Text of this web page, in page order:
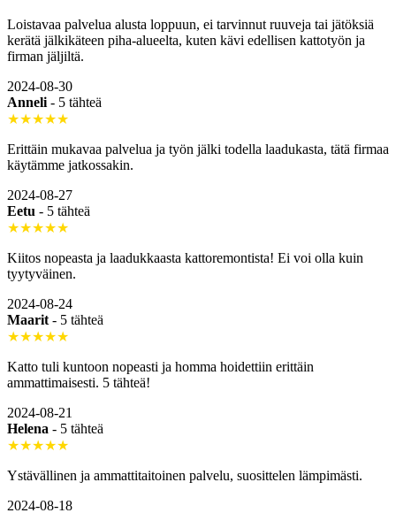
Loistavaa palvelua alusta loppuun, ei tarvinnut ruuveja tai jätöksiä
kerätä jälkikäteen piha-alueelta, kuten kävi edellisen kattotyön ja
firman jäljiltä.
2024-08-30
Anneli - 5 tähteä
★★★★★
Erittäin mukavaa palvelua ja työn jälki todella laadukasta, tätä firmaa
käytämme jatkossakin.
2024-08-27
Eetu - 5 tähteä
★★★★★
Kiitos nopeasta ja laadukkaasta kattoremontista! Ei voi olla kuin
tyytyväinen.
2024-08-24
Maarit - 5 tähteä
★★★★★
Katto tuli kuntoon nopeasti ja homma hoidettiin erittäin
ammattimaisesti. 5 tähteä!
2024-08-21
Helena - 5 tähteä
★★★★★
Ystävällinen ja ammattitaitoinen palvelu, suosittelen lämpimästi.
2024-08-18